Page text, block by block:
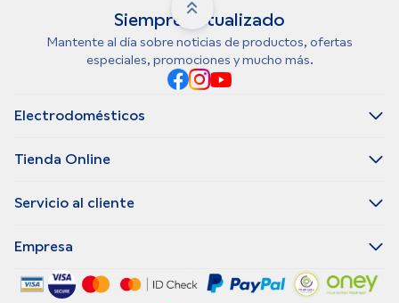
Siempre actualizado
Mantente al día sobre noticias de productos, ofertas
especiales, promociones y mucho más.
Electrodomésticos
Tienda Online
Servicio al cliente
Empresa